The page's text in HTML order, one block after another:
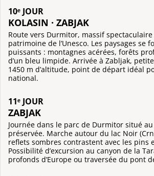
10ᵉ JOUR
KOLASIN · ZABJAK
Route vers Durmitor, massif spectaculaire
patrimoine de l’Unesco. Les paysages se
puissants : montagnes acérées, forêts
d’un bleu limpide. Arrivée à Zabljak,
1450 m d’altitude, point de départ idéal
national.
11ᵉ JOUR
ZABJAK
Journée dans le parc de Durmitor situé
préservée. Marche autour du lac Noir
reflets sombres contrastent avec les pins
Possibilité d’excursion au canyon de la
profonds d’Europe ou traversée du pont